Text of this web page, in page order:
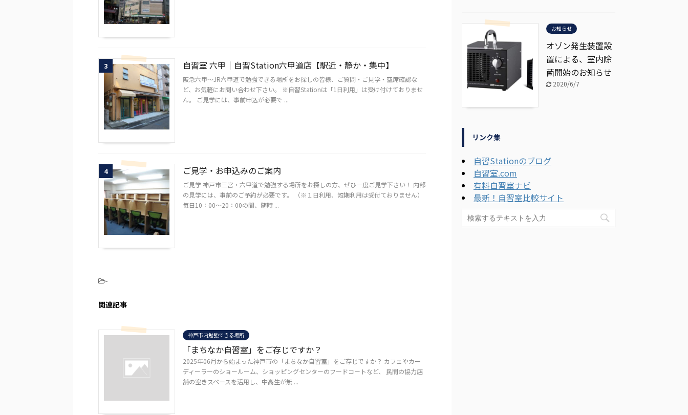
3 自習室 六甲｜自習Station六甲道店【駅近・静か・集中】
阪急六甲～JR六甲道で勉強できる場所をお探しの皆様、ご質問・ご見学・空席確認な
ど、お気軽にお問い合わせ下さい。 ※自習Stationは「1日利用」は受け付けておりませ
ん。 ご見学には、事前申込が必要で ...
4 ご見学・お申込みのご案内
ご見学 神戸市三宮・六甲道で勉強する場所をお探しの方、ぜひ一度ご見学下さい！ 内部
の見学には、事前のご予約が必要です。 （※１日利用、短期利用は受付ておりません）
毎日10：00～20：00の間、随時 ...
-
関連記事
神戸市内勉強できる場所
「まちなか自習室」をご存じですか？
2025年06月から始まった神戸市の「まちなか自習室」をご存じですか？ カフェやカー
ディーラーのショールーム、ショッピングセンターのフードコートなど、 民間の協力店
舗の空きスペースを活用し、中高生が無 ...
お知らせ
オゾン発生装置設
置による、室内除
菌開始のお知らせ
2020/6/7
リンク集
自習Stationのブログ
自習室.com
有料自習室ナビ
最新！自習室比較サイト